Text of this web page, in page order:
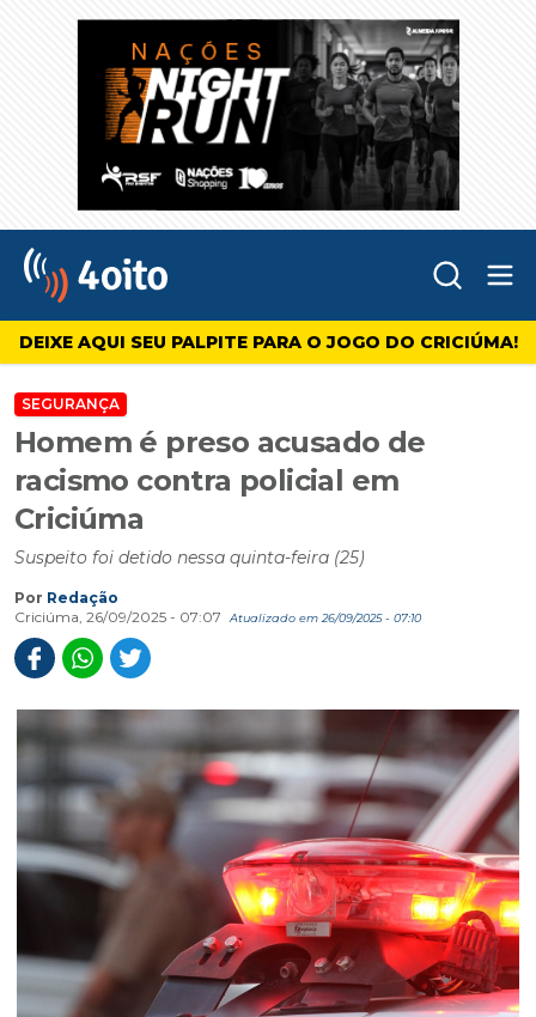
4oito
DEIXE AQUI SEU PALPITE PARA O JOGO DO CRICIÚMA!
SEGURANÇA
Homem é preso acusado de
racismo contra policial em
Criciúma
Suspeito foi detido nessa quinta-feira (25)
Por Redação
Criciúma, 26/09/2025 - 07:07
Atualizado em 26/09/2025 - 07:10